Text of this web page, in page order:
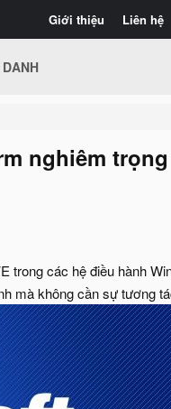
Giới thiệu Liên hệ
nghiêm
trong các hệ điều hành
mà không cần sự tương